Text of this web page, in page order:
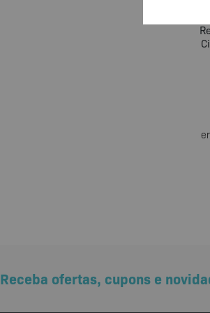
Receba ofertas, cupons e